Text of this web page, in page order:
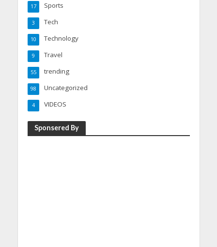
Sports
17
Tech
3
Technology
10
Travel
9
trending
55
Uncategorized
98
VIDEOS
4
Sponsered By